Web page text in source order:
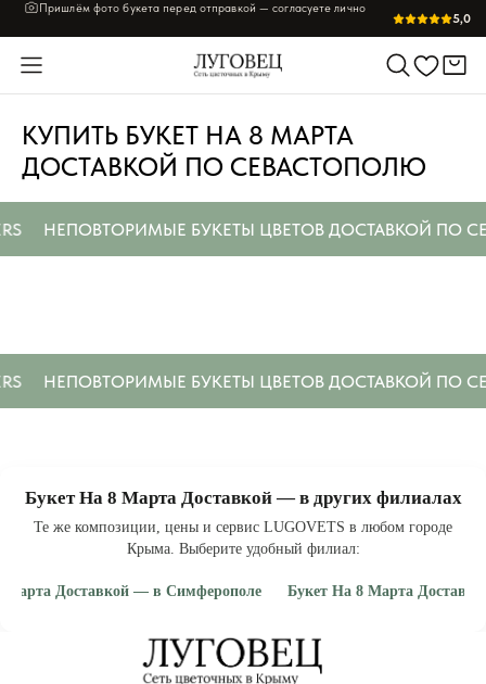
Пришлём фото букета перед отправкой — согласуете лично
5,0
КУПИТЬ БУКЕТ НА 8 МАРТА
ДОСТАВКОЙ ПО СЕВАСТОПОЛЮ
НЕПОВТОРИМЫЕ БУКЕТЫ ЦВЕТОВ ДОСТАВКОЙ ПО
НЕПОВТОРИМЫЕ БУКЕТЫ ЦВЕТОВ ДОСТАВКОЙ ПО
Букет На 8 Марта Доставкой — в других филиалах
Те же композиции, цены и сервис LUGOVETS в любом городе
Крыма. Выберите удобный филиал:
Марта Доставкой — в Симферополе
на 8 марта доставкой в СимферополеБукет На 8 Марта
· купить букет на 8 марта